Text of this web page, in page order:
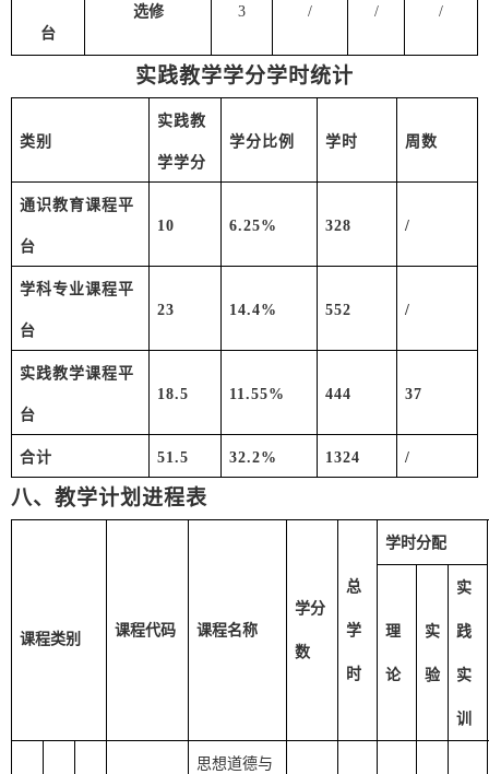
台
选修 3 / / /
实践教学学分学时统计
类别
实践教
学学分
学分比例 学时 周数
通识教育课程平
台
10 6.25% 328 /
学科专业课程平
台
23 14.4% 552 /
实践教学课程平
台
18.5 11.55% 444 37
合计 51.5 32.2% 1324 /
八、教学计划进程表
课程类别
课程代码 课程名称
学分
数
总
学
时
学时分配
理
论
实
验
实
践
实
训
思想道德与